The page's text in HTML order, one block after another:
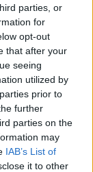
parties, or
for
opt-out
that after your
seeing
utilized by
prior to
further
parties on the
may
IAB’s List of
it to other
κάποιες
δεν
όμως
πιο